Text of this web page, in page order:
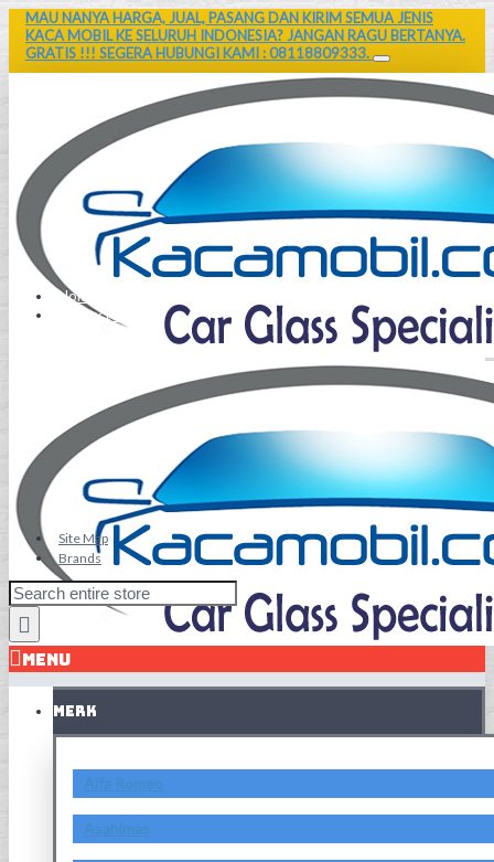
MAU NANYA HARGA, JUAL, PASANG DAN KIRIM SEMUA JENIS
KACA MOBIL KE SELURUH INDONESIA? JANGAN RAGU BERTANYA.
GRATIS !!! SEGERA HUBUNGI KAMI : 08118809333.
Home
Contact Us
Site Map
Brands
MENU
MERK
Alfa Romeo
Asahimas